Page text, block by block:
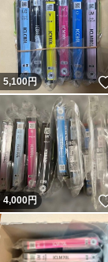
5,100円
4,000円